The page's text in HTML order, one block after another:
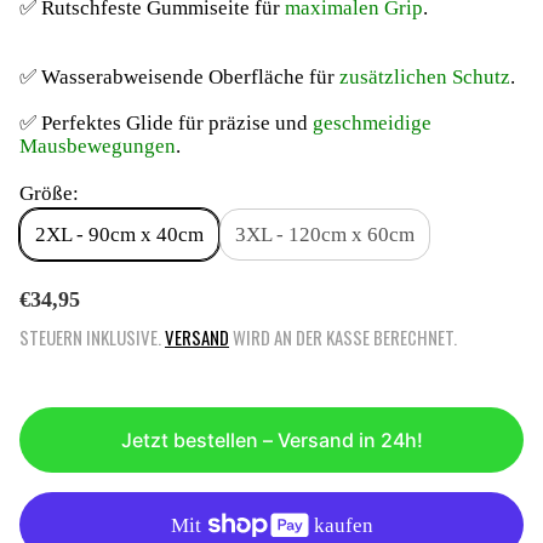
✅ Rutschfeste Gummiseite für maximalen Grip.
✅ Wasserabweisende Oberfläche für zusätzlichen Schutz.
✅ Perfektes Glide für präzise und geschmeidige
Mausbewegungen.
Größe:
2XL - 90cm x 40cm
3XL - 120cm x 60cm
R
G
Ä
R
R
P
€34,95
STEUERN INKLUSIVE. VERSANDWIRD AN DER KASSE BERECHNET.
Jetzt bestellen – Versand in 24h!